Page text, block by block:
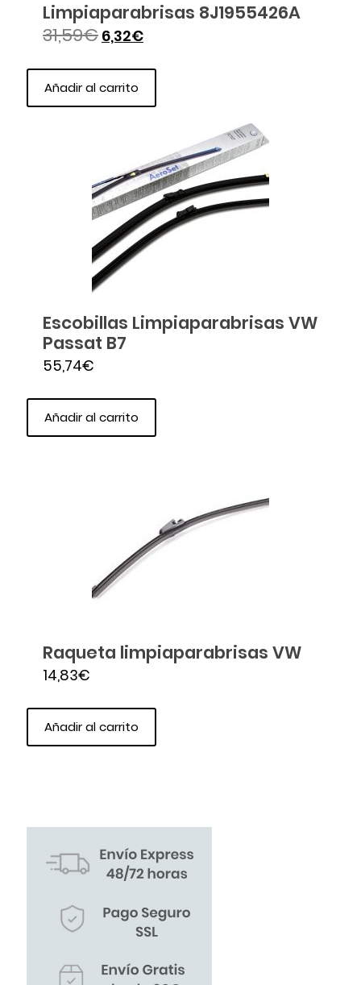
Limpiaparabrisas 8J1955426A
31,59€ 6,32€
Añadir al carrito
Escobillas Limpiaparabrisas VW
Passat B7
55,74€
Añadir al carrito
Raqueta limpiaparabrisas VW
14,83€
Añadir al carrito